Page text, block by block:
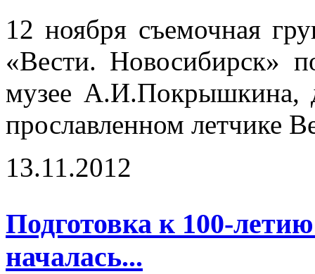
12 ноября съемочная
«Вести. Новосибирск»
музее А.И.Покрышкина,
прославленном летчике
13.11.2012
Подготовка к 100-
началась...